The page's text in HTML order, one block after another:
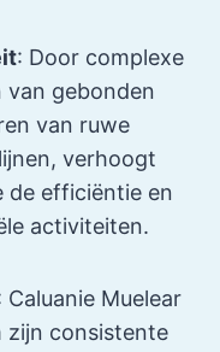
: Door complexe
van gebonden
van ruwe
verhoogt
de efficiëntie en
activiteiten.
Caluanie Muelear
zijn consistente